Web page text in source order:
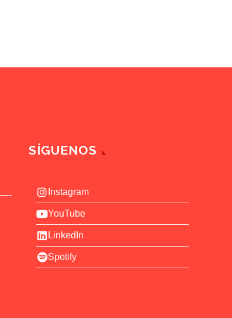
SÍGUENOS
Instagram
YouTube
LinkedIn
Spotify